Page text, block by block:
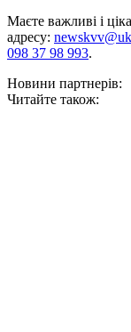
Маєте важливі і
адресу:
098 37 98 993.
Новини партнерів:
Читайте також: